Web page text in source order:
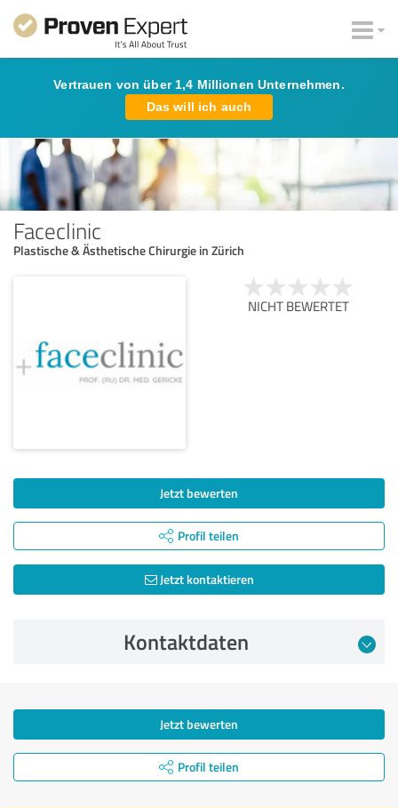
Vertrauen von über 1,4 Millionen Unternehmen.
Das will ich auch
Faceclinic
Plastische & Ästhetische Chirurgie in Zürich
NICHT BEWERTET
Jetzt bewerten
Profil teilen
Jetzt kontaktieren
Kontaktdaten
Jetzt bewerten
Profil teilen